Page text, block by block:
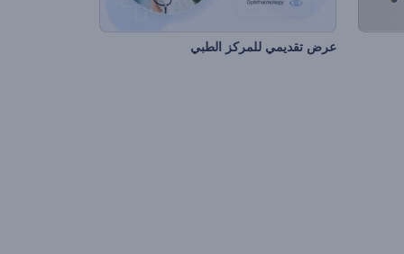
عرض تقديمي للمركز الطبي